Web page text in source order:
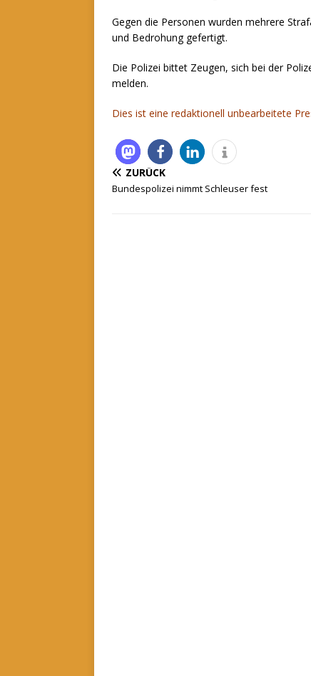
Gegen die Personen wurden mehrere
und Bedrohung gefertigt.
Die Polizei bittet Zeugen, sich bei der
melden.
Dies ist eine redaktionell unbearbeitete
ZURÜCK
Bundespolizei nimmt Schleuser fest